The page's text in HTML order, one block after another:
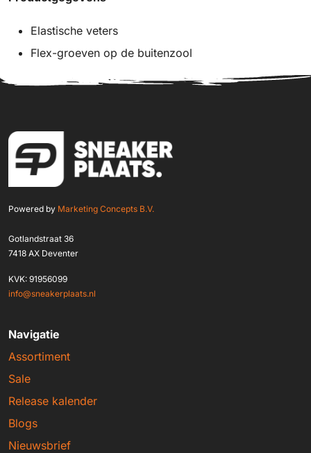
Elastische veters
Flex-groeven op de buitenzool
Powered by Marketing Concepts B.V.
Gotlandstraat 36
7418 AX Deventer
KVK: 91956099
info@sneakerplaats.nl
Navigatie
Assortiment
Sale
Release kalender
Blogs
Nieuwsbrief